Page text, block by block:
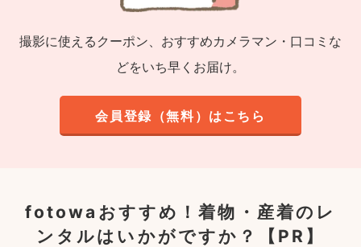
撮影に使えるクーポン、おすすめカメラマン・口コミな
どをいち早くお届け。
会員登録（無料）はこちら
fotowaおすすめ！着物・産着のレ
ンタルはいかがですか？【PR】